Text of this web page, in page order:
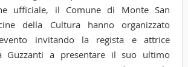
ufficiale, il Comune di Monte San
della Cultura hanno organizzato
evento invitando la regista e attrice
Guzzanti a presentare il suo ultimo